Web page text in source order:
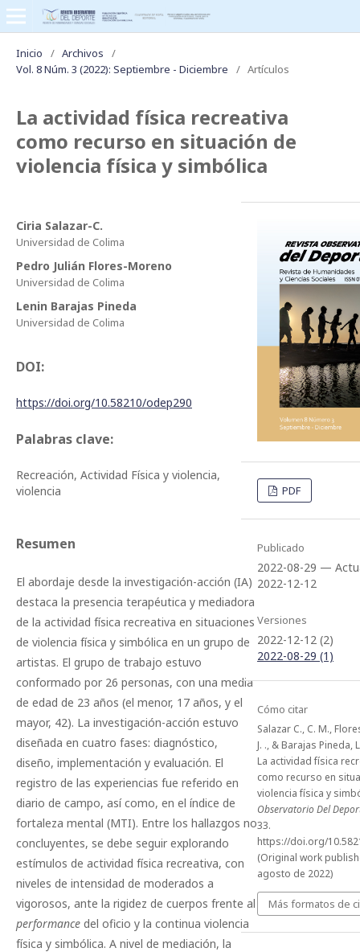
Inicio / Archivos
/
Vol. 8 Núm. 3 (2022): Septiembre - Diciembre
/ Artículos
La actividad física recreativa
como recurso en situación de
violencia física y simbólica
Ciria Salazar-C.
Universidad de Colima
Pedro Julián Flores-Moreno
Universidad de Colima
Lenin Barajas Pineda
Universidad de Colima
DOI:
https://doi.org/10.58210/odep290
Palabras clave:
Recreación, Actividad Física y violencia,
violencia
Resumen
El abordaje desde la investigación-acción (IA)
destaca la presencia terapéutica y mediadora
de la actividad física recreativa en situaciones
de violencia física y simbólica en un grupo de
artistas. El grupo de trabajo estuvo
conformado por 26 personas, con una media
de edad de 23 años (el menor, 17 años, y el
mayor, 42). La investigación-acción estuvo
diseñada en cuatro fases: diagnóstico,
diseño, implementación y evaluación. El
registro de las experiencias fue referido en
diario de campo, así como, en el índice de
fortaleza mental (MTI). Entre los hallazgos no
concluyentes, se debe seguir explorando
estímulos de actividad física recreativa, con
niveles de intensidad de moderados a
vigorosos, ante la rigidez de cuerpos frente al
performance del oficio y la continua violencia
física y simbólica. A nivel de mediación, la
PDF
Publicado
2022-08-29 —
2022-12-12
Versiones
2022-12-12 (2)
2022-08-29 (1)
Cómo citar
Salazar C., C. M.,
J. ., & Barajas Pineda,
La actividad física
como recurso en
violencia física y
Observatorio Del
33.
https://doi.org/
(Original work
agosto de 2022)
Más formatos de